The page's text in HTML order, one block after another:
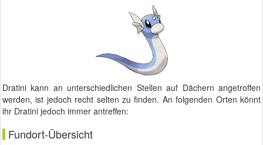
Dratini kann an unterschiedlichen Stellen auf Dächern angetroffen
werden, ist jedoch recht selten zu finden. An folgenden Orten könnt
ihr Dratini jedoch immer antreffen:
Fundort-Übersicht